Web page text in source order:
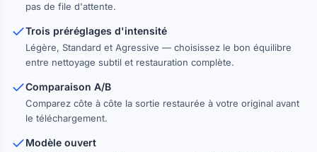
pas de file d'attente.
Trois préréglages d'intensité
Légère, Standard et Agressive — choisissez le bon équilibre
entre nettoyage subtil et restauration complète.
Comparaison A/B
Comparez côte à côte la sortie restaurée à votre original avant
le téléchargement.
Modèle ouvert